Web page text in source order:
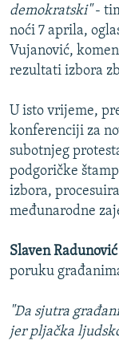
demokratski"-
noći 7 aprila,
Vujanović,
rezultati izbora
U isto vrijeme,
konferenciji za
subotnjeg
podgoričke
izbora,
međunarodne
Slaven Radunović
poruku
"Da sjutra
jer pljačka